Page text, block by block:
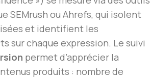
SEMrush ou Ahrefs, qui isolent
et identifient les
sur chaque expression. Le suivi
permet d’apprécier la
produits : nombre de